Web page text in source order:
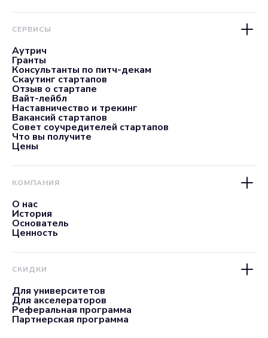
СЕРВИСЫ
Аутрич
Гранты
Консультанты по питч-декам
Скаутинг стартапов
Отзыв о стартапе
Вайт-лейбл
Наставничество и трекинг
Вакансий стартапов
Совет соучредителей стартапов
Что вы получите
Цены
КОМПАНИЯ
О нас
История
Основатель
Ценность
СКИДКИ
Для университетов
Для акселераторов
Реферальная программа
Партнерская программа